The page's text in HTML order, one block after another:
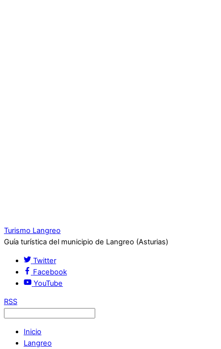
Turismo Langreo
Guía turística del municipio de Langreo (Asturias)
Twitter
Facebook
YouTube
RSS
Inicio
Langreo